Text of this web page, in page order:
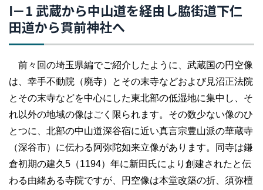
Ⅰ－1 武蔵から中山道を経由し脇街道下仁
田道から貫前神社へ
前々回の埼玉県編でご紹介したように、武蔵国の円空像
は、幸手不動院（廃寺）とその末寺などおよび見沼正法院
とその末寺などを中心にした東北部の低湿地に集中し、そ
れ以外の地域の像はごく限られます。その数少ない像のひ
とつに、北部の中山道深谷宿に近い真言宗豊山派の華蔵寺
（深谷市）に伝わる阿弥陀如来立像があります。同寺は鎌
倉初期の建久5（1194）年に新田氏により創建されたと伝
わる由緒ある寺院ですが、円空像は本堂改築の折、須弥檀